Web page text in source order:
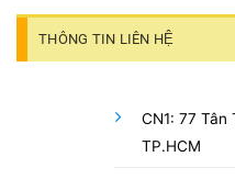
THÔNG TIN LIÊN HỆ
CN1: 77 Tân
TP.HCM